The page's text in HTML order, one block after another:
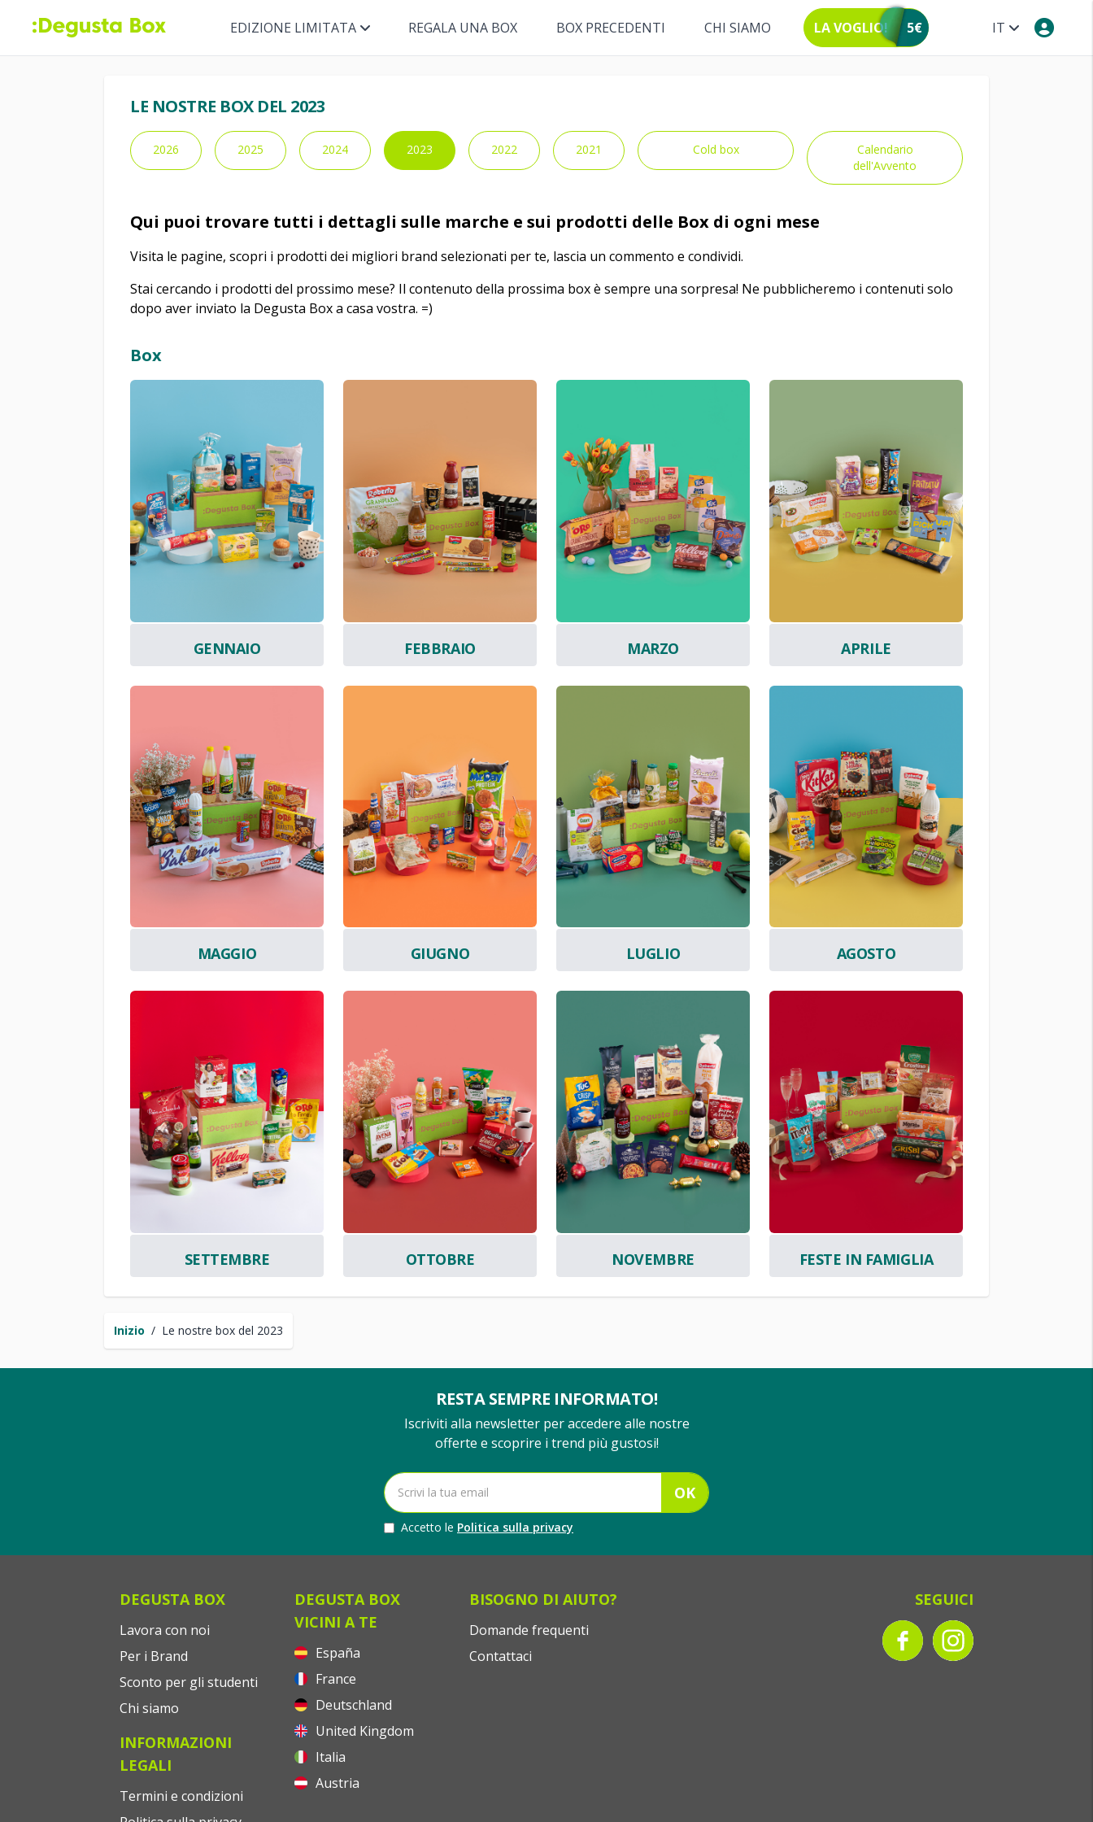
IT
EDIZIONE LIMITATA REGALA UNA BOX BOX PRECEDENTI CHI SIAMO LA VOGLIO! 5€
Inizio / Le nostre box del 2023
LE NOSTRE BOX DEL 2023
2026 2025 2024 2023 2022 2021 Cold box
Calendario
dell'Avvento
Qui puoi trovare tutti i dettagli sulle marche e sui prodotti delle Box di ogni mese
Visita le pagine, scopri i prodotti dei migliori brand selezionati per te, lascia un commento e condividi.
Stai cercando i prodotti del prossimo mese? Il contenuto della prossima box è sempre una sorpresa! Ne pubblicheremo i contenuti solo
dopo aver inviato la Degusta Box a casa vostra. =)
Box
GENNAIO FEBBRAIO MARZO APRILE
MAGGIO GIUGNO LUGLIO AGOSTO
SETTEMBRE OTTOBRE NOVEMBRE FESTE IN FAMIGLIA
RESTA SEMPRE INFORMATO!
Iscriviti alla newsletter per accedere alle nostre
offerte e scoprire i trend più gustosi!
OK
Accetto le Politica sulla privacy
DEGUSTA BOX
Lavora con noi
Per i Brand
Sconto per gli studenti
Chi siamo
INFORMAZIONI
LEGALI
Termini e condizioni
DEGUSTA BOX
VICINI A TE
España
France
Deutschland
United Kingdom
Italia
Austria
BISOGNO DI AIUTO?
Domande frequenti
Contattaci
SEGUICI